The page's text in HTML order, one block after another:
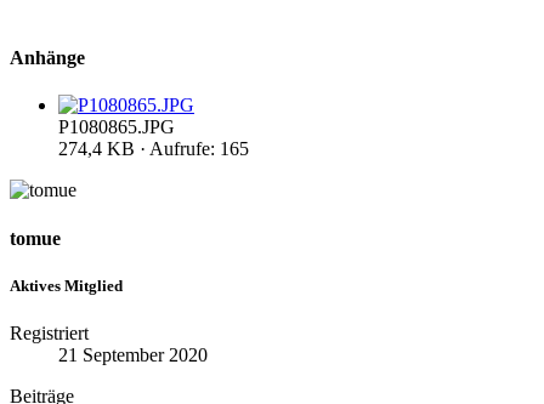
Anhänge
P1080865.JPG
274,4 KB · Aufrufe: 165
tomue
Aktives Mitglied
Registriert
21 September 2020
Beiträge